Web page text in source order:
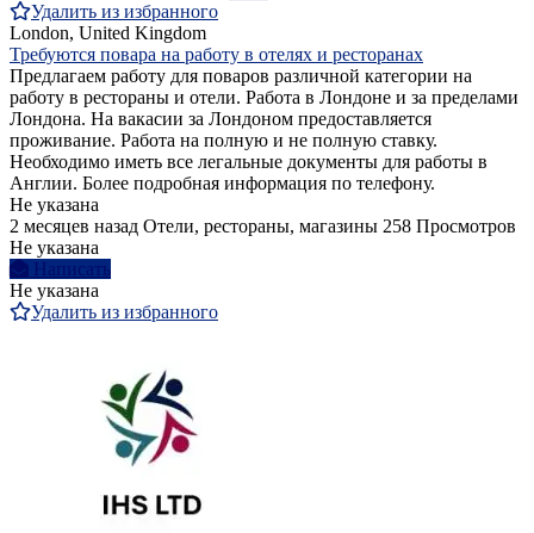
Удалить из избранного
London, United Kingdom
Требуются повара на работу в отелях и ресторанах
Предлагаем работу для поваров различной категории на
работу в рестораны и отели. Работа в Лондоне и за пределами
Лондона. На вакасии за Лондоном предоставляется
проживание. Работа на полную и не полную ставку.
Необходимо иметь все легальные документы для работы в
Англии. Более подробная информация по телефону.
Не указана
2 месяцев назад Отели, рестораны, магазины 258 Просмотров
Не указана
Написать
Не указана
Удалить из избранного